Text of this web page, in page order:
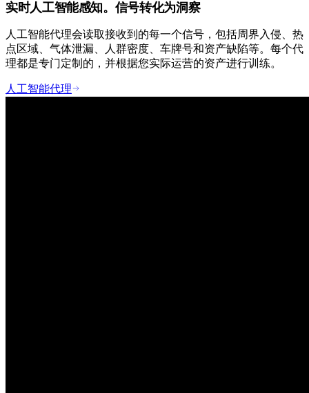
实时人工智能感知。信号转化为洞察
人工智能代理会读取接收到的每一个信号，包括周界入侵、热
点区域、气体泄漏、人群密度、车牌号和资产缺陷等。每个代
理都是专门定制的，并根据您实际运营的资产进行训练。
人工智能代理